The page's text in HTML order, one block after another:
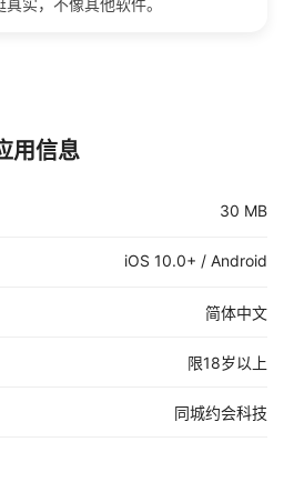
用信息
30 MB
iOS 10.0+ / Android
简体中文
限18岁以上
同城约会科技